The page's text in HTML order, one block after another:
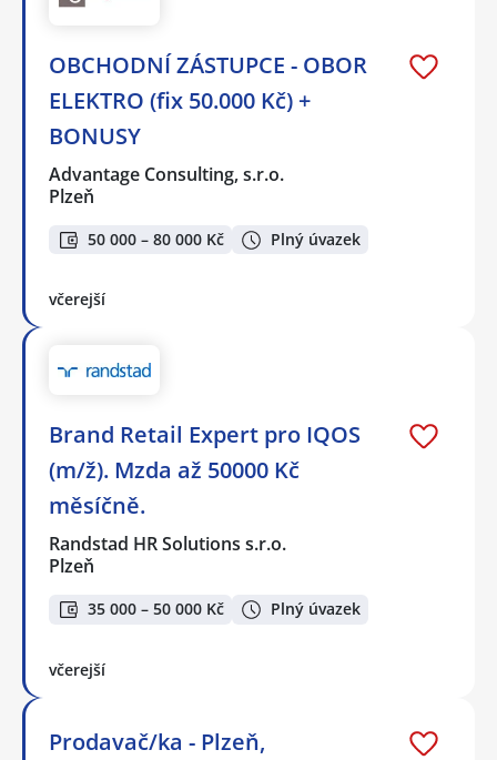
OBCHODNÍ ZÁSTUPCE - OBOR
ELEKTRO (fix 50.000 Kč) +
BONUSY
Advantage Consulting, s.r.o.
Plzeň
50 000 – 80 000 Kč Plný úvazek
včerejší
Brand Retail Expert pro IQOS
(m/ž). Mzda až 50000 Kč
měsíčně.
Randstad HR Solutions s.r.o.
Plzeň
35 000 – 50 000 Kč Plný úvazek
včerejší
Prodavač/ka - Plzeň,